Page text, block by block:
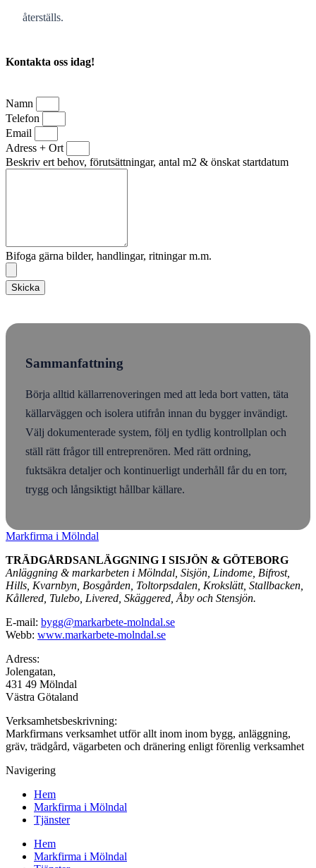
återställs.
Kontakta oss idag!
Namn
Telefon
Email
Adress + Ort
Beskriv ert behov, förutsättningar, antal m2 & önskat startdatum
Bifoga gärna bilder, handlingar, ritningar m.m.
Skicka
Sammanfattning
Börja alltid källarrenoveringen med att leda bort vatten, täta
källarväggen och isolera utifrån innan du bygger invändigt.
Välj dokumenterade system, följ en tydlig kontrollplan och
ställ rätt frågor till entreprenören. Med rätt ordning,
fuktsäkra detaljer och kontinuerligt underhåll får du en torr,
trygg och långsiktigt hållbar källare.
Markfirma i Mölndal
TRÄDGÅRDSANLÄGGNING I SISJÖN & GÖTEBORG
Anläggning & markarbeten i Mölndal, Sisjön, Lindome, Bifrost,
Hills, Kvarnbyn, Bosgården, Toltorpsdalen, Krokslätt, Stallbacken,
Kållered, Tulebo, Livered, Skäggered, Åby och Stensjön.
E-mail: bygg@markarbete-molndal.se
Webb: www.markarbete-molndal.se
Adress:
Jolengatan,
431 49 Mölndal
Västra Götaland
Verksamhetsbeskrivning:
Markfirmans verksamhet utför allt inom inom bygg, anläggning,
gräv, trädgård, vägarbeten och dränering enligt förenlig verksamhet
Navigering
Hem
Markfirma i Mölndal
Tjänster
Hem
Markfirma i Mölndal